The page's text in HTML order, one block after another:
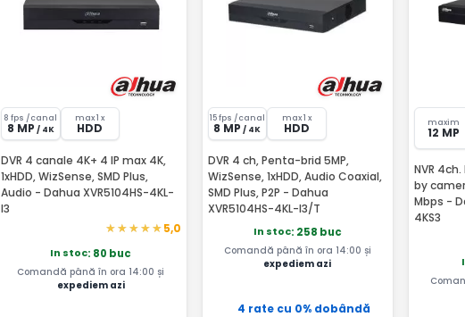
8 fps /canal
8 MP / 4K
max 1 x
HDD
DVR 4 canale 4K+ 4 IP max 4K,
1xHDD, WizSense, SMD Plus,
Audio - Dahua XVR5104HS-4KL-
I3
5,0
In stoc: 80 buc
Comandă până în ora 14:00 și
expediem azi
15 fps /canal
8 MP / 4K
max 1 x
HDD
DVR 4 ch, Penta-brid 5MP,
WizSense, 1xHDD, Audio Coaxial,
SMD Plus, P2P - Dahua
XVR5104HS-4KL-I3/T
In stoc: 258 buc
Comandă până în ora 14:00 și
expediem azi
4 rate cu 0% dobândă
maxim
12 MP
NVR 4ch.
by
Mbps -
4KS3